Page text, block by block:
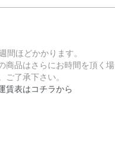
間ほどかかります。
商品はさらにお時間を頂く場
了承下さい。
賃表はコチラから